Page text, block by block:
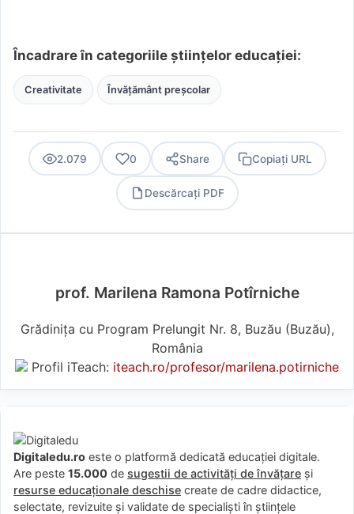
Încadrare în categoriile științelor educației:
Creativitate Învățământ preșcolar
2.079 0 Share Copiați URL
Descărcați PDF
prof. Marilena Ramona Potîrniche
Grădinița cu Program Prelungit Nr. 8, Buzău (Buzău),
România
Profil iTeach: iteach.ro/profesor/marilena.potirniche
Digitaledu.ro este o platformă dedicată educației digitale.
Are peste 15.000 de sugestii de activități de învățare și
resurse educaționale deschise create de cadre didactice,
selectate, revizuite și validate de specialiști în științele